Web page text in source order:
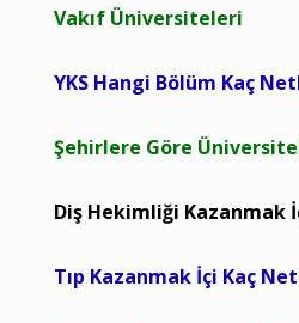
Vakıf Üniversiteleri
YKS Hangi Bölüm Kaç
Şehirlere Göre
Diş Hekimliği Kazanmak
Tıp Kazanmak İçi Kaç